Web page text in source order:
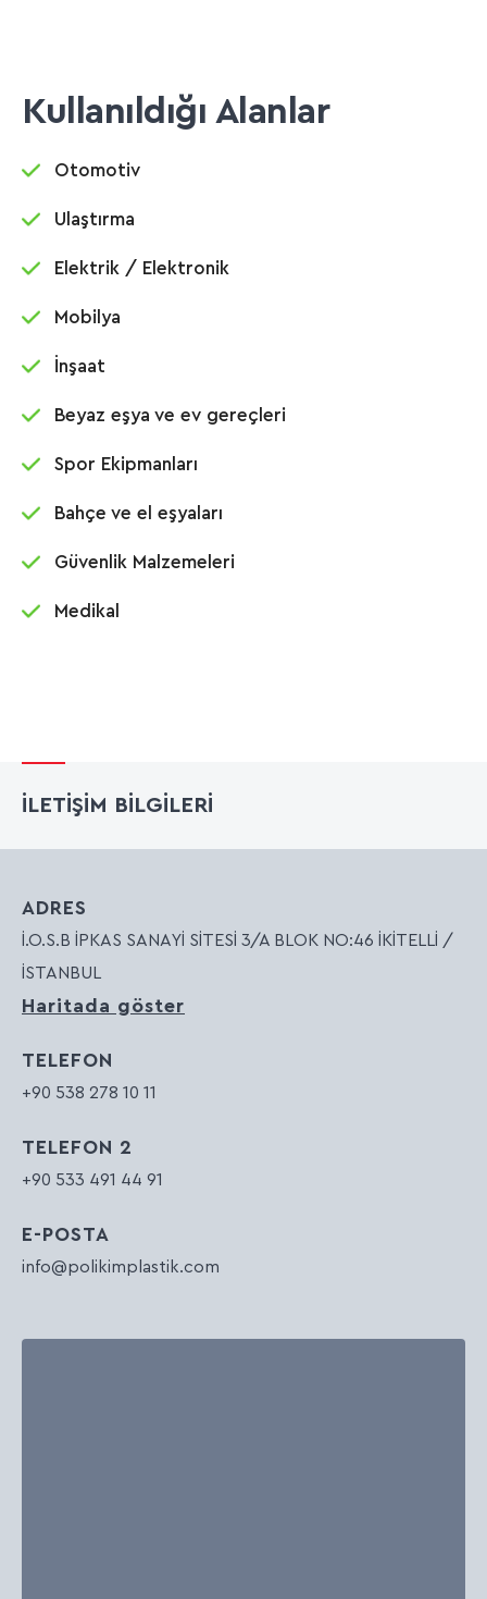
Kullanıldığı Alanlar
Otomotiv
Ulaştırma
Elektrik / Elektronik
Mobilya
İnşaat
Beyaz eşya ve ev gereçleri
Spor Ekipmanları
Bahçe ve el eşyaları
Güvenlik Malzemeleri
Medikal
İLETİŞİM BİLGİLERİ
ADRES
İ.O.S.B İPKAS SANAYİ SİTESİ 3/A BLOK NO:46 İKİTELLİ /
İSTANBUL
Haritada göster
TELEFON
+90 538 278 10 11
TELEFON 2
+90 533 491 44 91
E-POSTA
info@polikimplastik.com